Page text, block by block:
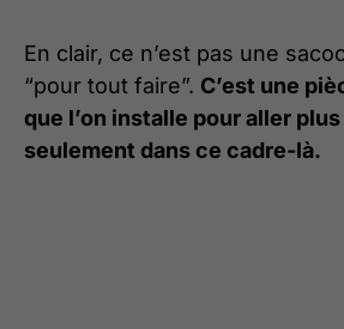
En clair, ce n’est pas une
“pour tout faire”. C’est une
que l’on installe pour aller
seulement dans ce cadre-là.